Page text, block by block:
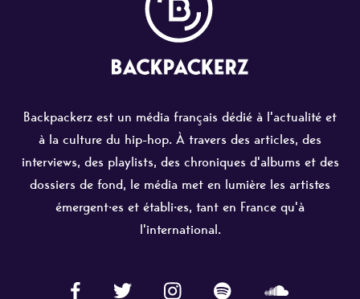
Backpackerz est un média français dédié à l'actualité et
à la culture du hip-hop. À travers des articles, des
interviews, des playlists, des chroniques d'albums et des
dossiers de fond, le média met en lumière les artistes
émergent·es et établi·es, tant en France qu'à
l'international.